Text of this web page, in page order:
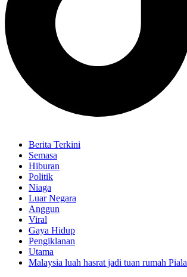
Berita Terkini
Semasa
Hiburan
Politik
Niaga
Luar Negara
Anggun
Viral
Gaya Hidup
Pengiklanan
Utama
Malaysia luah hasrat jadi tuan rumah